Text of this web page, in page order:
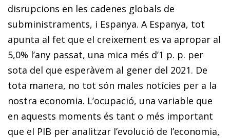
disrupcions en les cadenes globals de
subministraments, i Espanya. A Espanya, tot
apunta al fet que el creixement es va apropar al
5,0% l’any passat, una mica més d’1 p. p. per
sota del que esperàvem al gener del 2021. De
tota manera, no tot són males notícies per a la
nostra economia. L’ocupació, una variable que
en aquests moments és tant o més important
que el PIB per analitzar l’evolució de l’economia,